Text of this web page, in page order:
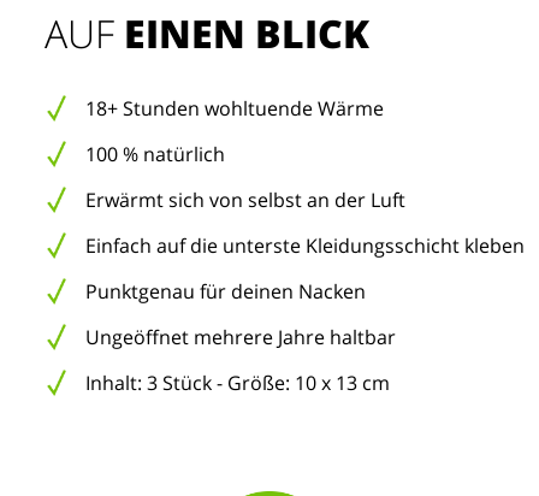
AUF EINEN BLICK
18+ Stunden wohltuende Wärme
100 % natürlich
Erwärmt sich von selbst an der Luft
Einfach auf die unterste Kleidungsschicht kleben
Punktgenau für deinen Nacken
Ungeöffnet mehrere Jahre haltbar
Inhalt: 3 Stück - Größe: 10 x 13 cm